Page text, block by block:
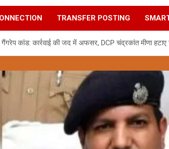
TRANSFER POSTING
कांड: कार्रवाई की जद में अफसर, DCP चंद्रकांत मीणा हटाए